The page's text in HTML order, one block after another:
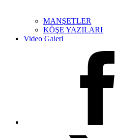
MANŞETLER
KÖŞE YAZILARI
Video Galeri